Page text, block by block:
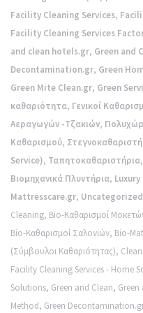
Facility Cleaning Services,
Facility Cleaning Services
and clean hotels.gr, Green and
Decontamination.gr, Green
Green Mite Clean.gr, Green
καθαριότητα, Γενικοί
Αεραγωγών -Τζακιών,
Καθαρισμού,
Service), Ταπητοκαθαριστήρια,
Βιομηχανικά Πλυντήρια,
Mattresscare.gr, Uncategorized
Cleaning, Bio-Καθαρισμοί
Bio-Καθαρισμοί Σαλονιών, Bio-
(Σύμβουλοι Καθαριότητας),
Facility Cleaning Services - Home
Solutions, Green and Clean,
Method, Green Decontamination.gr